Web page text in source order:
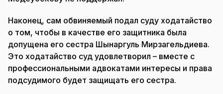
Наконец, сам обвиняемый подал суду ходатайство
о том, чтобы в качестве его защитника была
допущена его сестра Шынаргуль Мирзагельдиева.
Это ходатайство суд удовлетворил – вместе с
профессиональными адвокатами интересы и права
подсудимого будет защищать его сестра.